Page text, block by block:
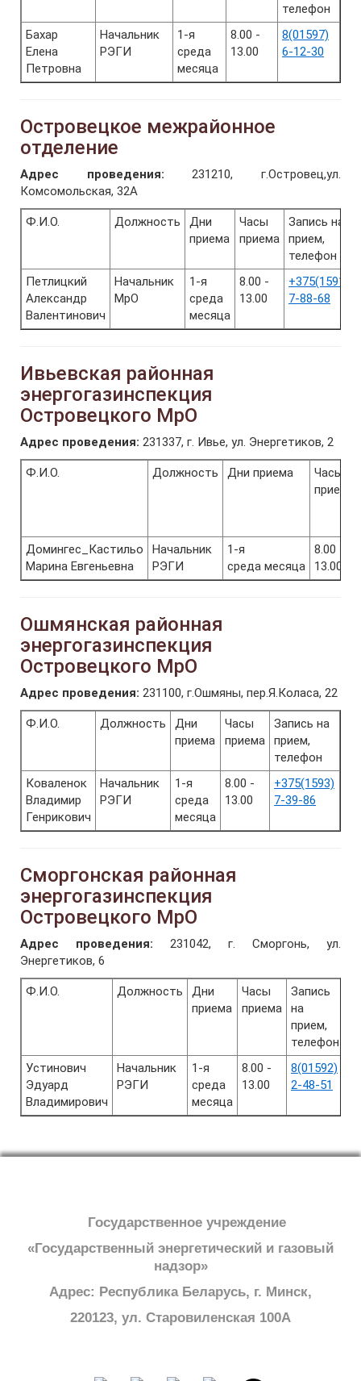
телефон
Бахар
Елена
Петровна
Начальник
РЭГИ
1-я
среда
месяца
8.00 -
13.00
8(01597)
6-12-30
Островецкое межрайонное
отделение
Адрес проведения:231210, г.Островец,ул.
Комсомольская, 32А
Ф.И.О. Должность
Дни
приема
Часы
приема
Запись на
прием,
телефон
Петлицкий
Александр
Валентинович
Начальник
МрО
1-я
среда
месяца
8.00 -
13.00
+375(1591)
7-88-68
Ивьевская районная
энергогазинспекция
Островецкого МрО
Адрес проведения: 231337, г. Ивье, ул. Энергетиков, 2
Ф.И.О. Должность Дни приема
Часы
приема
Домингес_Кастильо
Марина Евгеньевна
Начальник
РЭГИ
1-я
среда месяца
8.00 -
13.00
Ошмянская районная
энергогазинспекция
Островецкого МрО
Адрес проведения: 231100, г.Ошмяны, пер.Я.Коласа, 22
Ф.И.О. Должность
Дни
приема
Часы
приема
Запись на
прием,
телефон
Коваленок
Владимир
Генрикович
Начальник
РЭГИ
1-я
среда
месяца
8.00 -
13.00
+375(1593)
7-39-86
Сморгонская районная
энергогазинспекция
Островецкого МрО
Адрес проведения: 231042, г. Сморгонь, ул.
Энергетиков, 6
Ф.И.О. Должность
Дни
приема
Часы
приема
Запись
на
прием,
телефон
Устинович
Эдуард
Владимирович
Начальник
РЭГИ
1-я
среда
месяца
8.00 -
13.00
8(01592)
2-48-51
Государственное учреждение
«Государственный энергетический и газовый
надзор»
Адрес: Республика Беларусь, г. Минск,
220123, ул. Старовиленская 100А